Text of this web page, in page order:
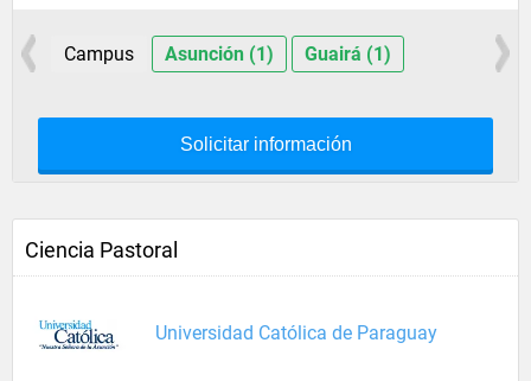
Campus Asunción (1) Guairá (1)
Solicitar información
Ciencia Pastoral
Universidad Católica de Paraguay